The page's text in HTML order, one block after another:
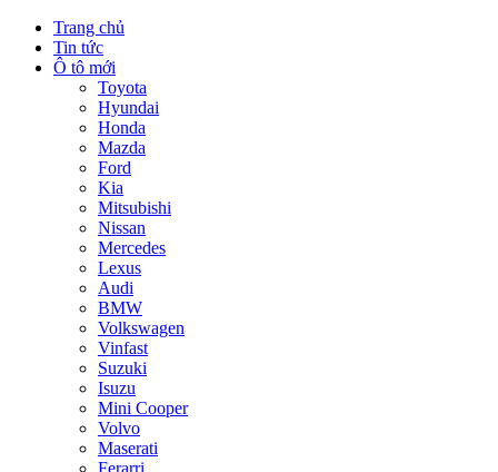
Trang chủ
Tin tức
Ô tô mới
Toyota
Hyundai
Honda
Mazda
Ford
Kia
Mitsubishi
Nissan
Mercedes
Lexus
Audi
BMW
Volkswagen
Vinfast
Suzuki
Isuzu
Mini Cooper
Volvo
Maserati
Ferarri